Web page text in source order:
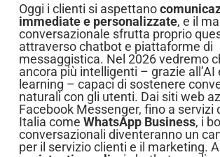
Oggi i clienti si aspettano
immediate e personalizzate, e il
conversazionale sfrutta proprio
attraverso chatbot e piattaforme di
messaggistica. Nel 2026 vedremo
ancora più intelligenti – grazie all’AI
learning – capaci di sostenere
naturali con gli utenti. Dai siti web
Facebook Messenger, fino a servizi
Italia come WhatsApp Business, i
conversazionali diventeranno un
per il servizio clienti e il marketing.